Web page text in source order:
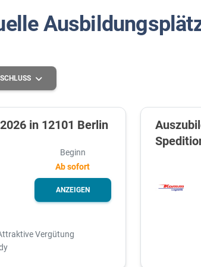
Schulbildung
Schulbildung
in 12101 Berlin
Beginn
Ab sofort
ANZEIGEN
Vergütung